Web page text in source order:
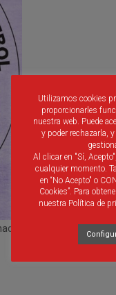
cumpliendo las
Utilizamos cookies
proporcionarles
nuestra web. Puede
y poder rechazarla,
Al clicar en "Sí,
cualquier momento.
en “No Acepto" o
Cookies”. Para
nuestra Política de